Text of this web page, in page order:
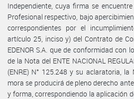
Independiente, cuya firma se
Profesional respectivo, bajo
correspondientes por el
artículo 25, inciso y) del Contrato de
EDENOR S.A. que de conformidad con
de la Nota del ENTE NACIONAL
(ENRE) N° 125.248 y su aclaratoria, la
mora se producirá de pleno derecho
y forma, correspondiendo la aplicación